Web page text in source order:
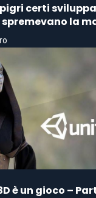
certi
la
è un gioco –